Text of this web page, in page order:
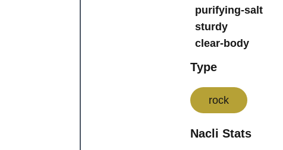
purifying-salt
sturdy
clear-body
Type
rock
Nacli Stats